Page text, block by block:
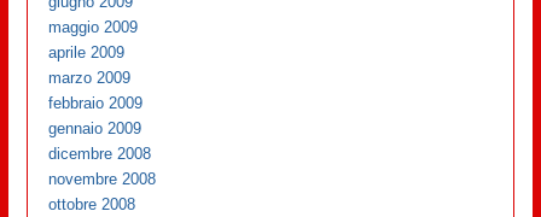
maggio 2009
aprile 2009
marzo 2009
febbraio 2009
gennaio 2009
dicembre 2008
novembre 2008
ottobre 2008